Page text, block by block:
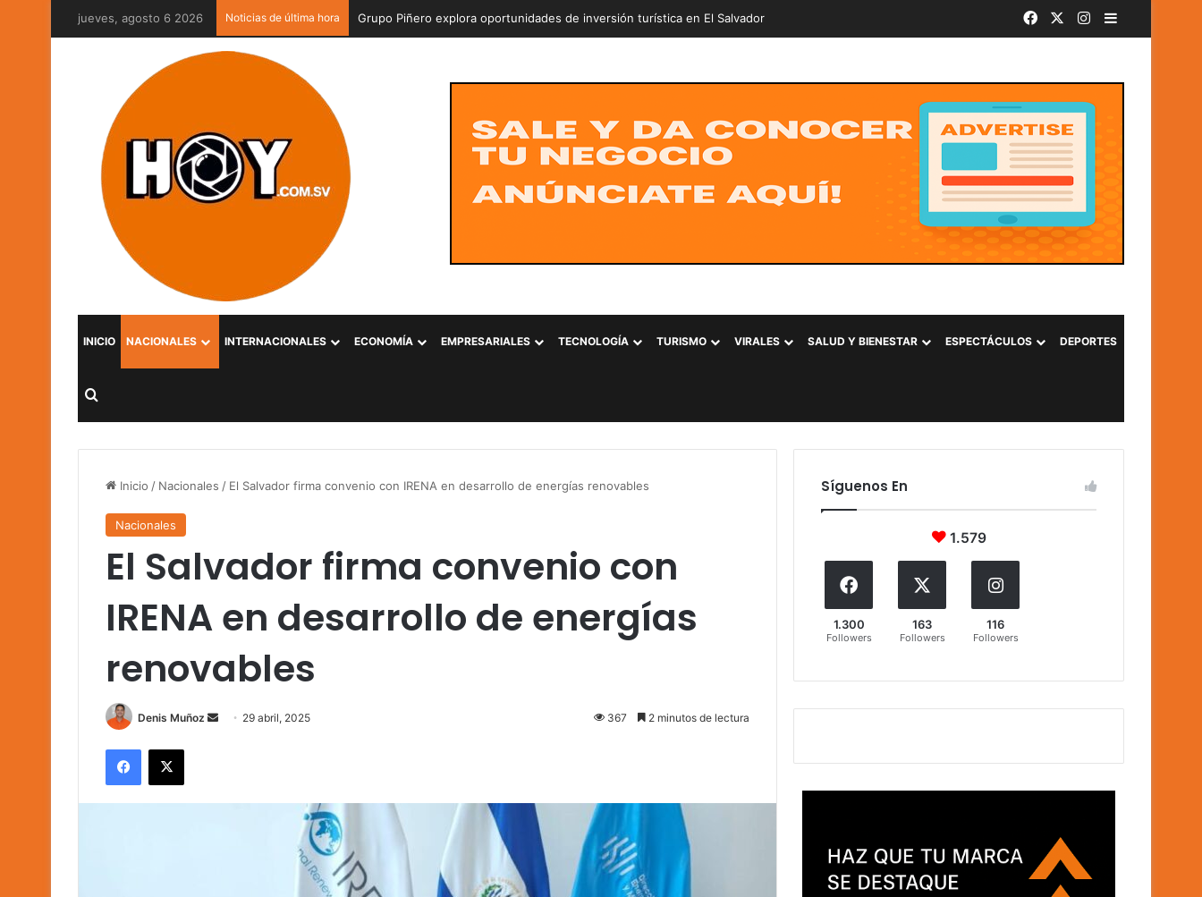
jueves, agosto 6 2026 Noticias de última hora FacebookInstagram
Barra lateral
INICIO NACIONALES INTERNACIONALES ECONOMÍA EMPRESARIALES TECNOLOGÍA TURISMO VIRALES SALUD Y BIENESTAR ESPECTÁCULOS DEPORTES
Buscar por
Inicio / Nacionales / El Salvador firma convenio con IRENA en desarrollo de energías renovables
Nacionales
El Salvador firma convenio con
IRENA en desarrollo de energías
renovables
Denis Muñoz
Send 29 abril, 2025 367 2 minutos de lectura
Facebook
X
Síguenos En
1.579
1.300
Followers
163
Followers
116
Followers